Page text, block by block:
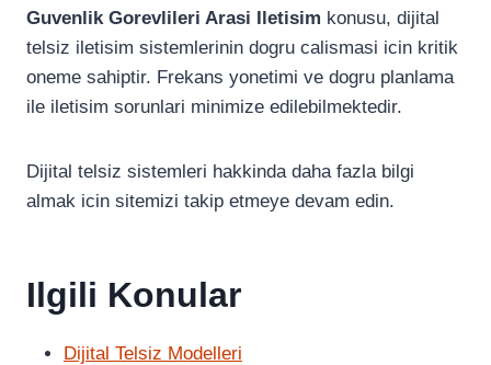
Guvenlik Gorevlileri Arasi Iletisim konusu, dijital
telsiz iletisim sistemlerinin dogru calismasi icin kritik
oneme sahiptir. Frekans yonetimi ve dogru planlama
ile iletisim sorunlari minimize edilebilmektedir.
Dijital telsiz sistemleri hakkinda daha fazla bilgi
almak icin sitemizi takip etmeye devam edin.
Ilgili Konular
Dijital Telsiz Modelleri